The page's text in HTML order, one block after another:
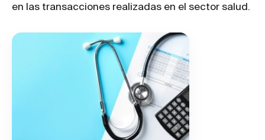
en las transacciones realizadas en el sector salud.